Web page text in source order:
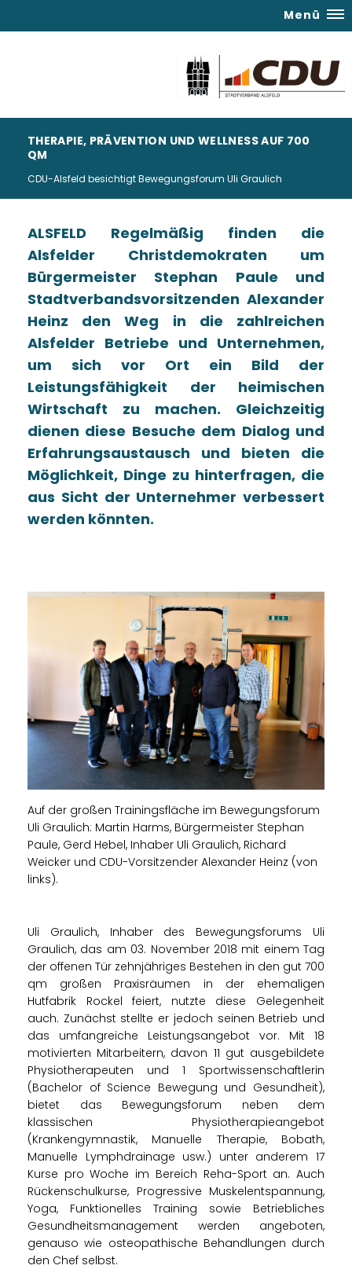
Menü
THERAPIE, PRÄVENTION UND WELLNESS AUF 700
QM
CDU-Alsfeld besichtigt Bewegungsforum Uli Graulich
ALSFELD Regelmäßig finden die
Alsfelder Christdemokraten um
Bürgermeister Stephan Paule und
Stadtverbandsvorsitzenden Alexander
Heinz den Weg in die zahlreichen
Alsfelder Betriebe und Unternehmen,
um sich vor Ort ein Bild der
Leistungsfähigkeit der heimischen
Wirtschaft zu machen. Gleichzeitig
dienen diese Besuche dem Dialog und
Erfahrungsaustausch und bieten die
Möglichkeit, Dinge zu hinterfragen, die
aus Sicht der Unternehmer verbessert
werden könnten.
Auf der großen Trainingsfläche im Bewegungsforum
Uli Graulich: Martin Harms, Bürgermeister Stephan
Paule, Gerd Hebel, Inhaber Uli Graulich, Richard
Weicker und CDU-Vorsitzender Alexander Heinz (von
links).
Uli Graulich, Inhaber des Bewegungsforums Uli
Graulich, das am 03. November 2018 mit einem Tag
der offenen Tür zehnjähriges Bestehen in den gut 700
qm großen Praxisräumen in der ehemaligen
Hutfabrik Rockel feiert, nutzte diese Gelegenheit
auch. Zunächst stellte er jedoch seinen Betrieb und
das umfangreiche Leistungsangebot vor. Mit 18
motivierten Mitarbeitern, davon 11 gut ausgebildete
Physiotherapeuten und 1 Sportwissenschaftlerin
(Bachelor of Science Bewegung und Gesundheit),
bietet das Bewegungsforum neben dem
klassischen Physiotherapieangebot
(Krankengymnastik, Manuelle Therapie, Bobath,
Manuelle Lymphdrainage usw.) unter anderem 17
Kurse pro Woche im Bereich Reha-Sport an. Auch
Rückenschulkurse, Progressive Muskelentspannung,
Yoga, Funktionelles Training sowie Betriebliches
Gesundheitsmanagement werden angeboten,
genauso wie osteopathische Behandlungen durch
den Chef selbst.